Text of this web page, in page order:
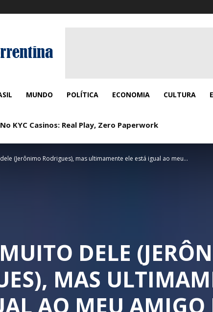
MUNDO POLÍTICA ECONOMIA CULTURA
No KYC Casinos: Real Play, Zero Paperwork
Mr Run Casino: The Welcome Bonus Lands Fast, But
(Jerônimo Rodrigues), mas ultimamente ele está igual ao meu...
DELE
MAS
AO MEU AMIGO